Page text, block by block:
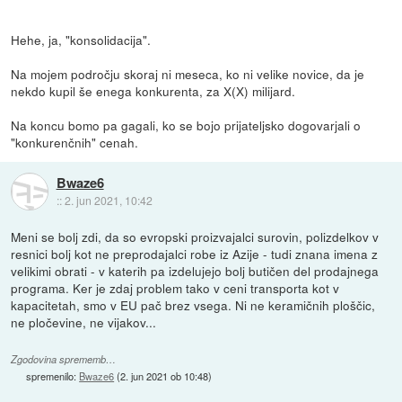
Hehe, ja, "konsolidacija".
Na mojem področju skoraj ni meseca, ko ni velike novice, da je
nekdo kupil še enega konkurenta, za X(X) milijard.
Na koncu bomo pa gagali, ko se bojo prijateljsko dogovarjali o
"konkurenčnih" cenah.
Bwaze6
::2. jun 2021, 10:42
Meni se bolj zdi, da so evropski proizvajalci surovin, polizdelkov v
resnici bolj kot ne preprodajalci robe iz Azije - tudi znana imena z
velikimi obrati - v katerih pa izdelujejo bolj butičen del prodajnega
programa. Ker je zdaj problem tako v ceni transporta kot v
kapacitetah, smo v EU pač brez vsega. Ni ne keramičnih ploščic,
ne pločevine, ne vijakov...
Zgodovina sprememb…
spremenilo: Bwaze6(2. jun 2021 ob 10:48)